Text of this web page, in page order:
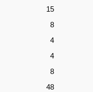
15
8
4
4
8
48